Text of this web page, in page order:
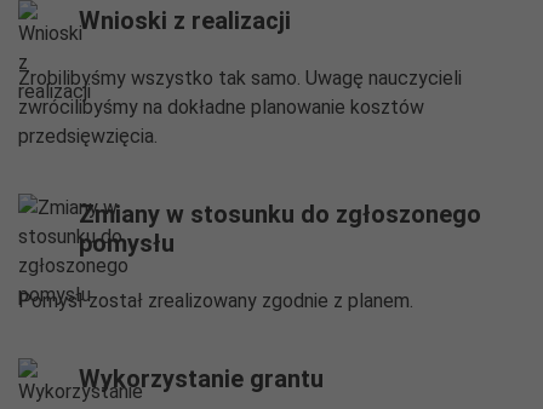
Wnioski z realizacji
Zrobilibyśmy wszystko tak samo. Uwagę nauczycieli
zwrócilibyśmy na dokładne planowanie kosztów
przedsięwzięcia.
Zmiany w stosunku do zgłoszonego
pomysłu
Pomysł został zrealizowany zgodnie z planem.
Wykorzystanie grantu